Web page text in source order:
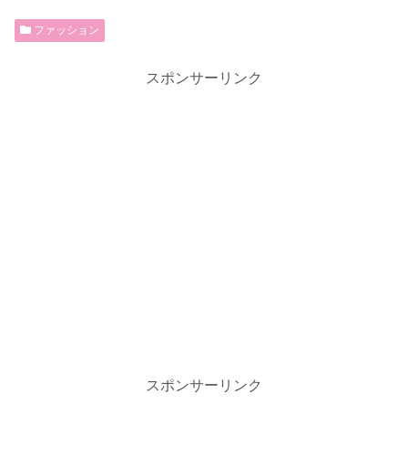
ファッション
スポンサーリンク
スポンサーリンク